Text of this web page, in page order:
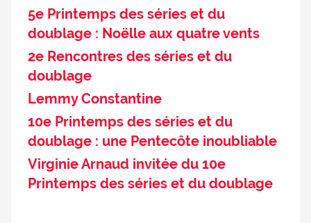
5e Printemps des séries et du
doublage : Noëlle aux quatre vents
2e Rencontres des séries et du
doublage
Lemmy Constantine
10e Printemps des séries et du
doublage : une Pentecôte inoubliable
Virginie Arnaud invitée du 10e
Printemps des séries et du doublage